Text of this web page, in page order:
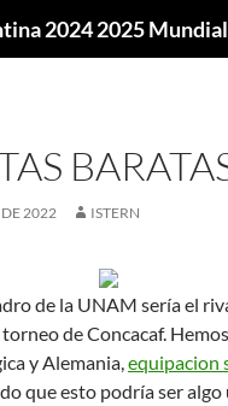
2024 2025 Mundial
DE 2022 ISTERN
de la UNAM sería el
de Concacaf.
y Alemania,equipacion
que esto podría ser algo